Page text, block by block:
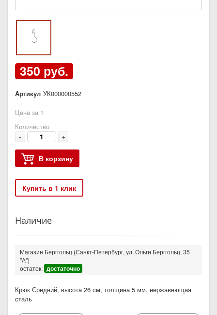
350 руб.
Артикул УК000000552
Цена за 1
Количество
- +
В корзину
Купить в 1 клик
Наличие
Магазин Берггольц (Санкт-Петербург, ул. Ольги Берггольц, 35
"А")
остаток: достаточно
Крюк Средний, высота 26 см, толщина 5 мм, нержавеющая
сталь